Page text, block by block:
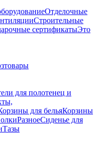
Отделочные
Строительные
сертификатыЭто
для полотенец и
для бельяКорзины
РазноеСиденье для
Тазы